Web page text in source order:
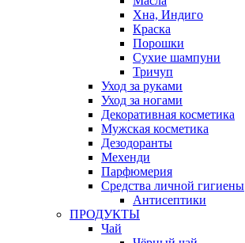
Хна, Индиго
Краска
Порошки
Сухие шампуни
Тричуп
Уход за руками
Уход за ногами
Декоративная косметика
Мужская косметика
Дезодоранты
Мехенди
Парфюмерия
Средства личной гигиены
Антисептики
ПРОДУКТЫ
Чай